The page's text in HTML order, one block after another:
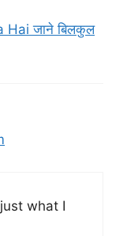
Hai जाने बिलकुल
what I